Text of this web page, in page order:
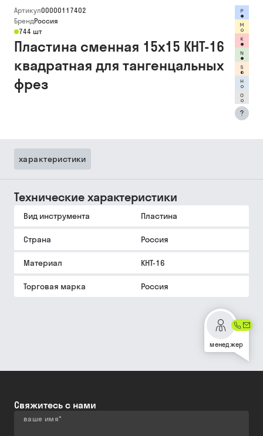
Артикул00000117402
БрендРоссия
744 шт
Пластина сменная 15х15 КНТ-16
квадратная для тангенцальных
фрез
?
характеристики
Технические характеристики
Вид инструмента Пластина
Страна Россия
Материал КНТ-16
Торговая марка Россия
менеджер
Свяжитесь с нами
ваше имя*